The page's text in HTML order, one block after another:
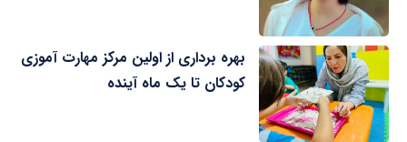
بهره برداری از اولین مرکز مهارت آموزی
کودکان تا یک ماه آینده